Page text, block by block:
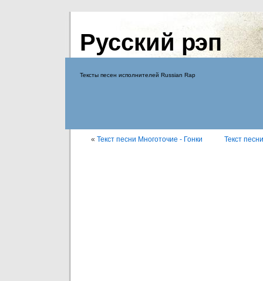
Русский рэп
Тексты песен исполнителей Russian Rap
« Текст песни Многоточие - Гонки Текст